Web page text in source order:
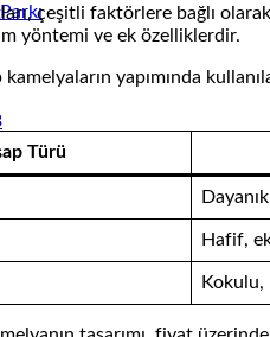
çeşitli faktörlere bağlı
yöntemi ve ek özelliklerdir.
kamelyaların yapımında
Türü
Hafif,